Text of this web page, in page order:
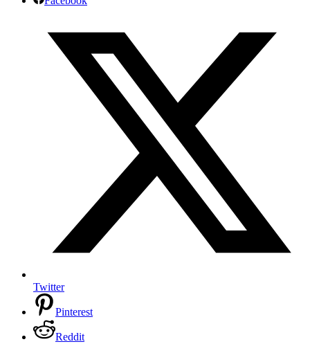
Twitter
Pinterest
Reddit